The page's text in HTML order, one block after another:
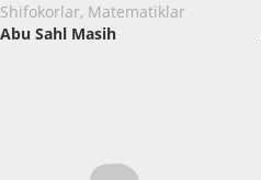
Shifokorlar, Matematiklar
Abu Sahl Masih